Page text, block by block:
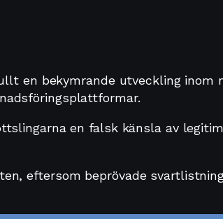
en bekymrande utveckling inom
en falsk känsla av
eftersom beprövade